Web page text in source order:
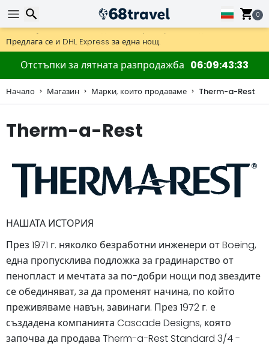
0
Получете безплатна доставка при поръчки над 59 €.
Предлага се и DHL Express за една нощ.
30 дни за връщане, 90 дни за дървени карти и декорации.
Отстъпки за лятната разпродажба 06 09 43 32
Начало Магазин Марки, които продаваме Therm-a-Rest
Therm-a-Rest
НАШАТА ИСТОРИЯ
През 1971 г. няколко безработни инженери от Boeing,
една пропусклива подложка за градинарство от
пенопласт и мечтата за по-добри нощи под звездите
се обединяват, за да променят начина, по който
преживяваме навън, завинаги. През 1972 г. е
създадена компанията Cascade Designs, която
започва да продава Therm-a-Rest Standard 3/4 -
Търсене
Търсене